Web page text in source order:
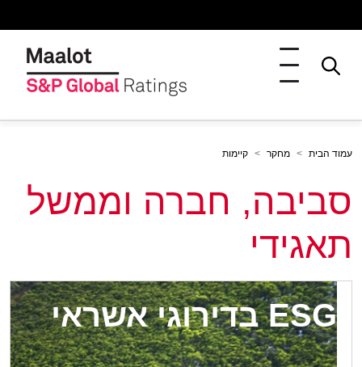
עמוד הבית מחקר קיימות
סביבה, חברה וממשל
תאגידי
ESG בדירוגי אשראי